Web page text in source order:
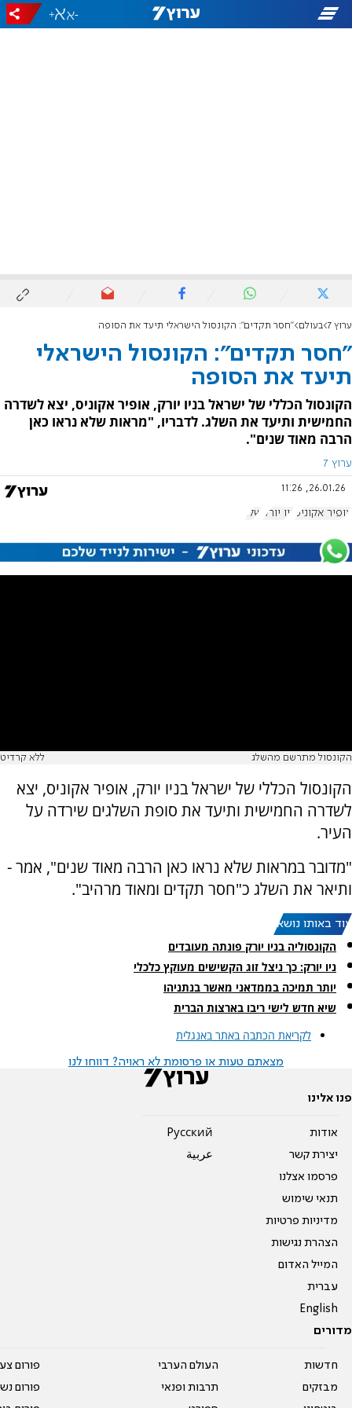
-
+
ערוץ 7 בעולם "חסר תקדים": הקונסול הישראלי תיעד את הסופה
"חסר תקדים": הקונסול הישראלי
תיעד את הסופה
הקונסול הכללי של ישראל בניו יורק, אופיר אקוניס, יצא לשדרה
החמישית ותיעד את השלג. לדבריו, "מראות שלא נראו כאן
הרבה מאוד שנים".
ערוץ 7
26.01.26, 11:26
אופיר אקוניס ניו יורק שלג
הקונסול מתרשם מהשלג ללא קרדיט
הקונסול הכללי של ישראל בניו יורק, אופיר אקוניס, יצא
לשדרה החמישית ותיעד את סופת השלגים שירדה על
העיר.
"מדובר במראות שלא נראו כאן הרבה מאוד שנים", אמר -
ותיאר את השלג כ"חסר תקדים ומאוד מרהיב".
עוד באותו נושא:
הקונסוליה בניו יורק פונתה מעובדים
ניו יורק: כך ניצל זוג הקשישים מעוקץ כלכלי
יותר תמיכה בממדאני מאשר בנתניהו
שיא חדש לישי ריבו בארצות הברית
לקריאת הכתבה באתר באנגלית
מצאתם טעות או פרסומת לא ראויה? דווחו לנו
פנו אלינו
אודות
יצירת קשר
פרסמו אצלנו
תנאי שימוש
מדיניות פרטיות
הצהרת נגישות
המייל האדום
עברית
English
Pусский
عربية
מדורים
חדשות
מבזקים
העולם הערבי
תרבות ופנאי
פורום
פורום